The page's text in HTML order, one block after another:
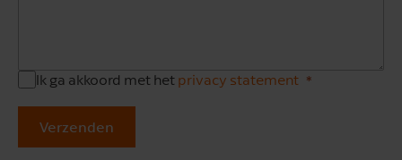
Ik ga akkoord met het privacy statement
Verzenden